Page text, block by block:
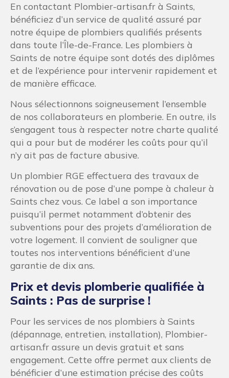
En contactant Plombier-artisan.fr à Saints,
bénéficiez d’un service de qualité assuré par
notre équipe de plombiers qualifiés présents
dans toute l’Île-de-France. Les plombiers à
Saints de notre équipe sont dotés des diplômes
et de l’expérience pour intervenir rapidement et
de manière efficace.
Nous sélectionnons soigneusement l’ensemble
de nos collaborateurs en plomberie. En outre, ils
s’engagent tous à respecter notre charte qualité
qui a pour but de modérer les coûts pour qu’il
n’y ait pas de facture abusive.
Un plombier RGE effectuera des travaux de
rénovation ou de pose d’une pompe à chaleur à
Saints chez vous. Ce label a son importance
puisqu’il permet notamment d’obtenir des
subventions pour des projets d’amélioration de
votre logement. Il convient de souligner que
toutes nos interventions bénéficient d’une
garantie de dix ans.
Prix et devis plomberie qualifiée à
Saints : Pas de surprise !
Pour les services de nos plombiers à Saints
(dépannage, entretien, installation), Plombier-
artisan.fr assure un devis gratuit et sans
engagement. Cette offre permet aux clients de
bénéficier d’une estimation précise des coûts